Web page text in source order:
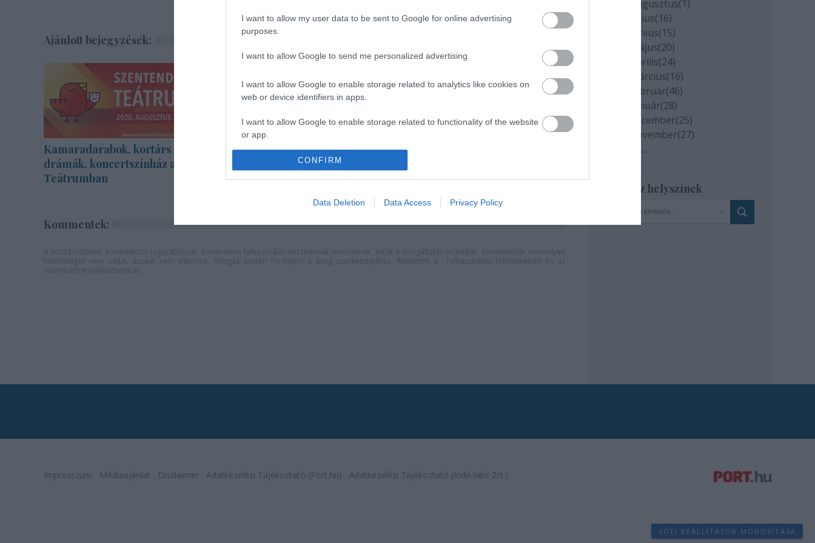
I want to allow my user data to be sent to Google for online advertising
purposes.
I want to allow Google to send me personalized advertising.
I want to allow Google to enable storage related to analytics like cookies on
web or device identifiers in apps.
I want to allow Google to enable storage related to functionality of the website
or app.
I want to allow Google to enable storage related to personalization.
authentication functionality and fraud prevention, and other user protection.
CONFIRM
Data Deletion Data Access Privacy Policy
Ajánlott bejegyzések:
Kamaradarabok, kortárs
drámák, koncertszínház a
Teátrumban
Akárki a Dóm téren
"Csak engedjenek át a
Kommentek:
2020 augusztus(1)
2020 július(16)
2020 június(15)
2020 május(20)
2020 április(24)
2020 március(16)
2020 február(46)
2020 január(28)
2019 december(25)
2019 november(27)
...
Szinház helyszínek
Impresszum Médiaajánlat Disclaimer Adatkezelési Tájékoztató (Port.hu) Adatkezelési Tájékoztató (Inda-labs Zrt.)
SÜTI BEÁLLÍTÁSOK MÓDOSÍTÁSA